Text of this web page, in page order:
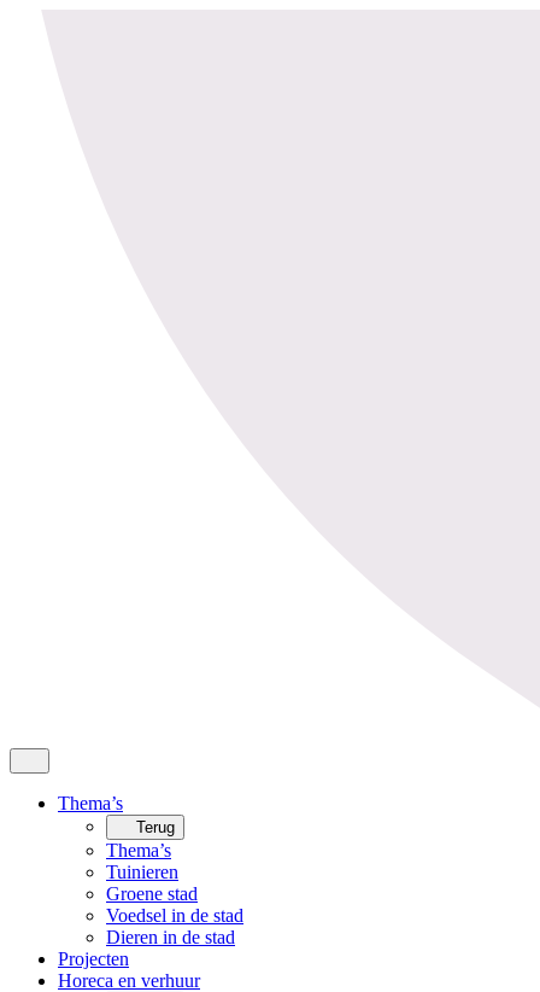
Thema’s
Terug
Thema’s
Tuinieren
Groene stad
Voedsel in de stad
Dieren in de stad
Projecten
Horeca en verhuur